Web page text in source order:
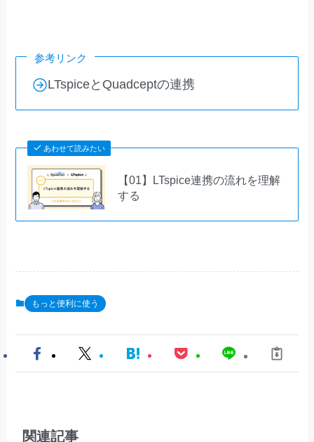
参考リンク
LTspiceとQuadceptの連携
あわせて読みたい
【01】LTspice連携の流れを理解
する
もっと便利に使う
関連記事